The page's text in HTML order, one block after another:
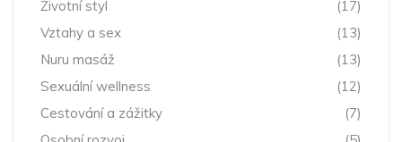
Životní styl
(17)
Vztahy a sex
(13)
Nuru masáž
(13)
Sexuální wellness
(12)
Cestování a zážitky
(7)